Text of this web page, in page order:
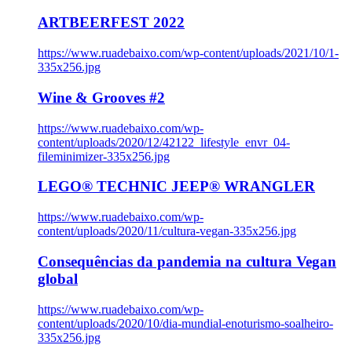
ARTBEERFEST 2022
https://www.ruadebaixo.com/wp-content/uploads/2021/10/1-
335x256.jpg
Wine & Grooves #2
https://www.ruadebaixo.com/wp-
content/uploads/2020/12/42122_lifestyle_envr_04-
fileminimizer-335x256.jpg
LEGO® TECHNIC JEEP® WRANGLER
https://www.ruadebaixo.com/wp-
content/uploads/2020/11/cultura-vegan-335x256.jpg
Consequências da pandemia na cultura Vegan
global
https://www.ruadebaixo.com/wp-
content/uploads/2020/10/dia-mundial-enoturismo-soalheiro-
335x256.jpg